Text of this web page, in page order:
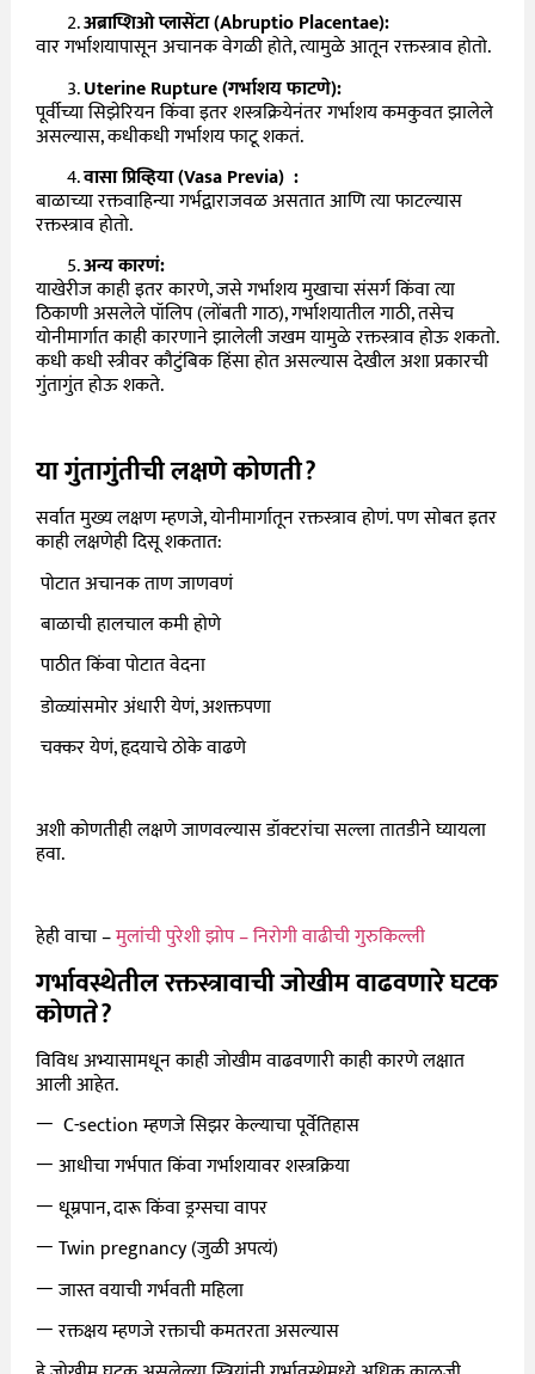
अब्राप्शिओ प्लासेंटा (Abruptio Placentae):
वार गर्भाशयापासून अचानक वेगळी होते, त्यामुळे आतून रक्तस्त्राव होतो.
Uterine Rupture (गर्भाशय फाटणे):
पूर्वीच्या सिझेरियन किंवा इतर शस्त्रक्रियेनंतर गर्भाशय कमकुवत झालेले
असल्यास, कधीकधी गर्भाशय फाटू शकतं.
वासा प्रिव्हिया (Vasa Previa) :
बाळाच्या रक्तवाहिन्या गर्भद्वाराजवळ असतात आणि त्या फाटल्यास
रक्तस्त्राव होतो.
अन्य कारणं:
याखेरीज काही इतर कारणे, जसे गर्भाशय मुखाचा संसर्ग किंवा त्या
ठिकाणी असलेले पॉलिप (लोंबती गाठ), गर्भाशयातील गाठी, तसेच
योनीमार्गात काही कारणाने झालेली जखम यामुळे रक्तस्त्राव होऊ शकतो.
कधी कधी स्त्रीवर कौटुंबिक हिंसा होत असल्यास देखील अशा प्रकारची
गुंतागुंत होऊ शकते.
या गुंतागुंतीची लक्षणे कोणती?
सर्वात मुख्य लक्षण म्हणजे,योनीमार्गातून रक्तस्त्राव होणं.पण सोबत इतर
काही लक्षणेही दिसू शकतात:
पोटात अचानक ताण जाणवणं
बाळाची हालचाल कमी होणे
पाठीत किंवा पोटात वेदना
डोळ्यांसमोर अंधारी येणं, अशक्तपणा
चक्कर येणं, हृदयाचे ठोके वाढणे
अशी कोणतीही लक्षणे जाणवल्यास डॉक्टरांचा सल्ला तातडीने घ्यायला
हवा.
हेही वाचा –मुलांची पुरेशी झोप – निरोगी वाढीची गुरुकिल्ली
गर्भावस्थेतील रक्तस्त्रावाची जोखीम वाढवणारे घटक
कोणते?
विविध अभ्यासामधून काही जोखीम वाढवणारी काही कारणे लक्षात
आली आहेत.
ￚ C-section म्हणजे सिझर केल्याचा पूर्वेतिहास
ￚआधीचा गर्भपात किंवा गर्भाशयावर शस्त्रक्रिया
ￚधूम्रपान, दारू किंवा ड्रग्सचा वापर
ￚTwin pregnancy (जुळी अपत्यं)
ￚजास्त वयाची गर्भवती महिला
ￚरक्तक्षय म्हणजे रक्ताची कमतरता असल्यास